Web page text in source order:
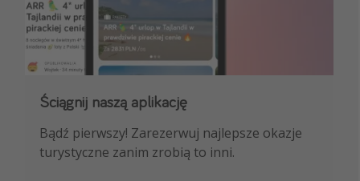
Ściągnij naszą aplikację
Bądź pierwszy! Zarezerwuj najlepsze okazje
turystyczne zanim zrobią to inni.
Dołącz do naszego kanału na WhatsApp
NAJLEPSZE oferty podróżnicze, porady
ekspertów i wiele więcej!